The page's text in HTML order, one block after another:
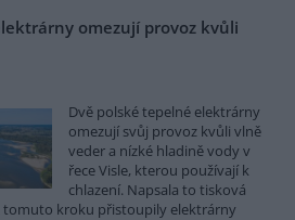
omezují provoz kvůli
Dvě polské tepelné elektrárny
omezují svůj provoz kvůli vlně
veder a nízké hladině vody v
řece Visle, kterou používají k
chlazení. Napsala to tisková
tomuto kroku přistoupily elektrárny